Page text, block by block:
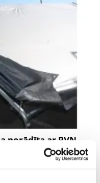
norādīta ar PVN
(Omniva)!